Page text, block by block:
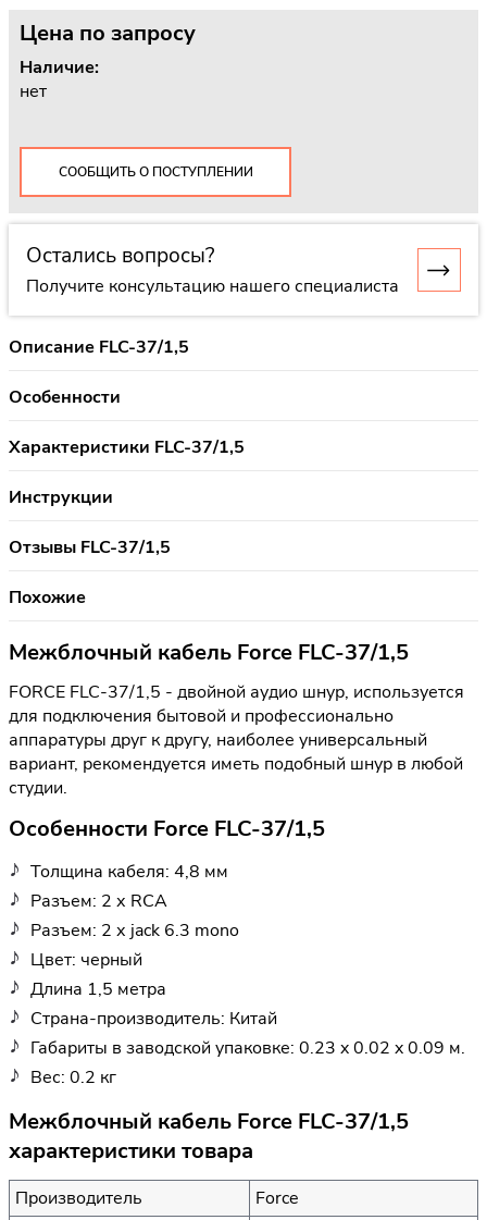
Цена по запросу
Наличие:
нет
СООБЩИТЬ О ПОСТУПЛЕНИИ
Остались вопросы?
Получите консультацию нашего специалиста
Описание FLC-37/1,5
Особенности
Характеристики FLC-37/1,5
Инструкции
Отзывы FLC-37/1,5
Похожие
Межблочный кабель Force FLC-37/1,5
FORCE FLC-37/1,5 - двойной аудио шнур, используется
для подключения бытовой и профессионально
аппаратуры друг к другу, наиболее универсальный
вариант, рекомендуется иметь подобный шнур в любой
студии.
Особенности Force FLC-37/1,5
Толщина кабеля: 4,8 мм
Разъем: 2 х RCA
Разъем: 2 х jack 6.3 mono
Цвет: черный
Длина 1,5 метра
Страна-производитель: Китай
Габариты в заводской упаковке: 0.23 x 0.02 x 0.09 м.
Вес: 0.2 кг
Межблочный кабель Force FLC-37/1,5
характеристики товара
Производитель
Force